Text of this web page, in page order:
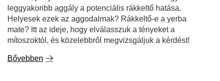
leggyakoribb aggály a potenciális rákkeltő hatása.
Helyesek ezek az aggodalmak? Rákkeltő-e a yerba
mate? Itt az ideje, hogy elválasszuk a tényeket a
mítoszoktól, és közelebbről megvizsgáljuk a kérdést!
Bővebben